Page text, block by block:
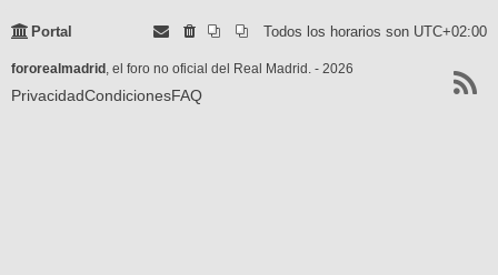
Portal Todos los horarios son UTC+02:00
fororealmadrid , el foro no oficial del Real Madrid. - 2026
PrivacidadCondicionesFAQ